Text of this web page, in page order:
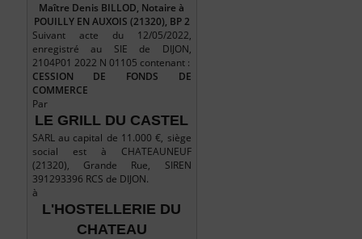
Maître Denis BILLOD, Notaire à
POUILLY EN AUXOIS (21320), BP 2
Suivant acte du 12/05/2022,
enregistré au SIE de DIJON,
2104P01 2022 N 01105 contenant :
CESSION DE FONDS DE
COMMERCE
Par
LE GRILL DU CASTEL
SARL au capital de 11.000 €, siège
social est à CHATEAUNEUF
(21320), Grande Rue, SIREN
391293396 RCS de DIJON.
à
L'HOSTELLERIE DU
CHATEAU